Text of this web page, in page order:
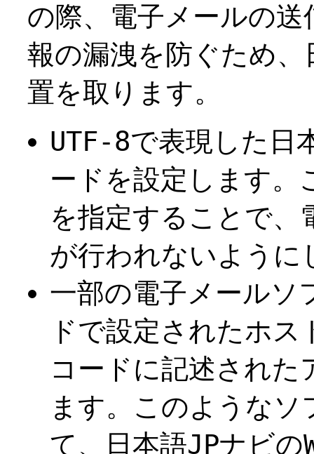
の際、電子メールの
報の漏洩を防ぐため
置を取ります。
UTF-8で表現した日
ードを設定します。
を指定することで、
が行われないように
一部の電子メールソ
ドで設定されたホ
コードに記述され
ます。このような
て、日本語JPナビの